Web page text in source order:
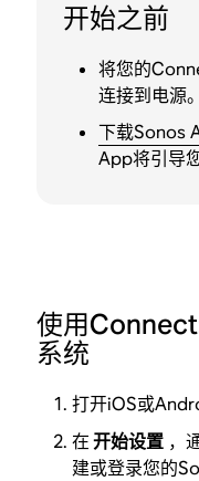
开始之前
将您的
连接到电源。
下载Sonos
App将引导
使用
系统
打开iOS或
在开始设置 ，
建或登录您的